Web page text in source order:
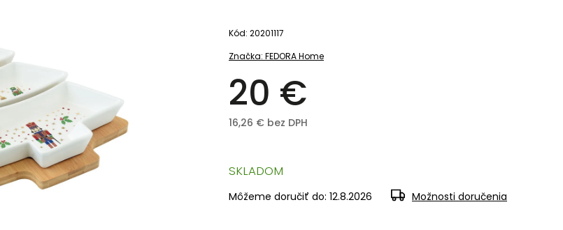
Značka: FEDORA Home
20 €
16,26 € bez DPH
Kód: 20201117
SKLADOM
Môžeme doručiť do: 12.8.2026 Možnosti doručenia